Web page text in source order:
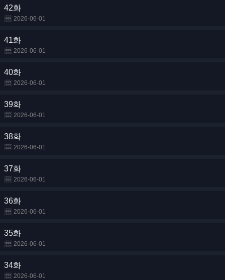
42화
2026-06-01
41화
2026-06-01
40화
2026-06-01
39화
2026-06-01
38화
2026-06-01
37화
2026-06-01
36화
2026-06-01
35화
2026-06-01
34화
2026-06-01